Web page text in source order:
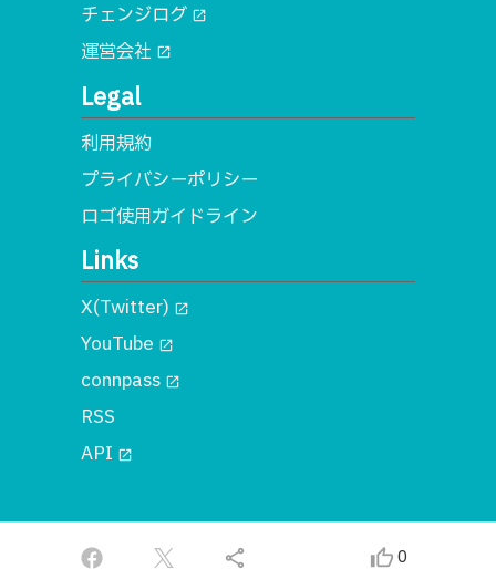
share thumb_up_alt0
チェンジログ open_in_new
運営会社 open_in_new
Legal
利用規約
プライバシーポリシー
ロゴ使用ガイドライン
Links
X(Twitter) open_in_new
YouTube open_in_new
connpass open_in_new
RSS
API open_in_new
© 2018 一般社団法人MA